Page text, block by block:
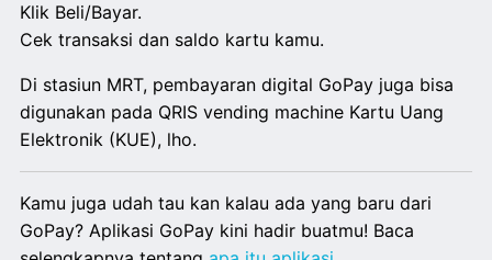
Klik Beli/Bayar.
Cek transaksi dan saldo kartu kamu.
Di stasiun MRT, pembayaran digital GoPay juga bisa
digunakan pada QRIS vending machine Kartu Uang
Elektronik (KUE), lho.
Kamu juga udah tau kan kalau ada yang baru dari
GoPay? Aplikasi GoPay kini hadir buatmu! Baca